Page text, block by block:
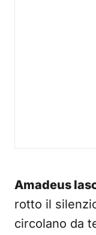
Amadeus
rotto il
circolano da